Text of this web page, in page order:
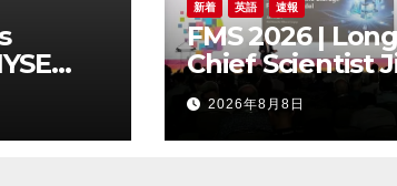
新着 英語 速報
FMS 2026 |
Chief Scientist
Chen Highlights
Storage Foundry
Model for Edge
2026年8月8日